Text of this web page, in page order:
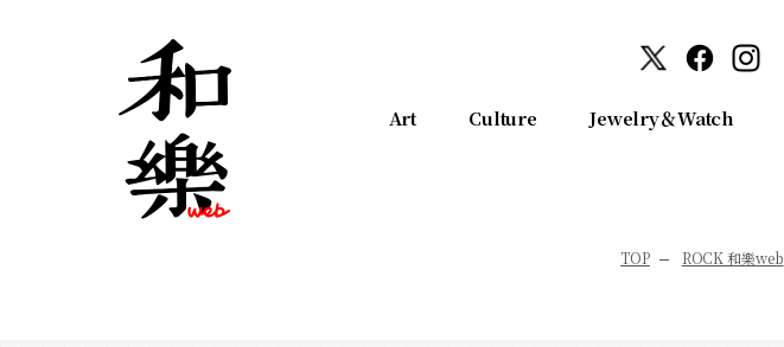
Art Culture Jewelry＆Watch
TOP ROCK 和樂web